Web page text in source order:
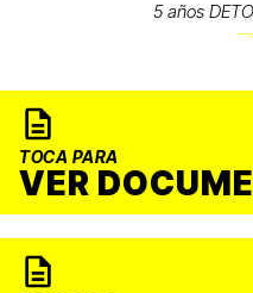
5 años
TOCA PARA
VER